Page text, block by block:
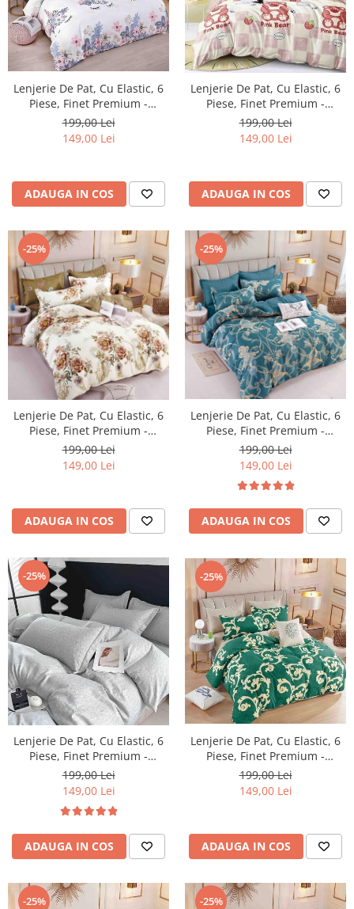
Lenjerie De Pat, Cu Elastic, 6
Piese, Finet Premium -
LPBF6PE18
199,00 Lei
149,00 Lei
ADAUGA IN COS
Lenjerie De Pat, Cu Elastic, 6
Piese, Finet Premium -
LPBF6PE21
199,00 Lei
149,00 Lei
ADAUGA IN COS
-25%
Lenjerie De Pat, Cu Elastic, 6
Piese, Finet Premium -
LPBF6PE22
199,00 Lei
149,00 Lei
ADAUGA IN COS
-25%
Lenjerie De Pat, Cu Elastic, 6
Piese, Finet Premium -
LPBF6PE23
199,00 Lei
149,00 Lei
ADAUGA IN COS
-25%
Lenjerie De Pat, Cu Elastic, 6
Piese, Finet Premium -
LPBF6PE24
199,00 Lei
149,00 Lei
ADAUGA IN COS
-25%
Lenjerie De Pat, Cu Elastic, 6
Piese, Finet Premium -
LPBF6PE25
199,00 Lei
149,00 Lei
ADAUGA IN COS
-25% -25%